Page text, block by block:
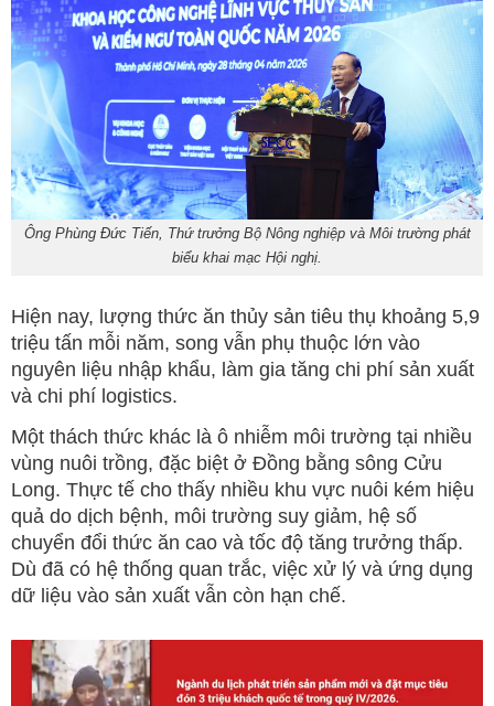
Ông Phùng Đức Tiến, Thứ trưởng Bộ Nông nghiệp và Môi trường phát
biểu khai mạc Hội nghị.
Hiện nay, lượng thức ăn thủy sản tiêu thụ khoảng 5,9
triệu tấn mỗi năm, song vẫn phụ thuộc lớn vào
nguyên liệu nhập khẩu, làm gia tăng chi phí sản xuất
và chi phí logistics.
Một thách thức khác là ô nhiễm môi trường tại nhiều
vùng nuôi trồng, đặc biệt ở Đồng bằng sông Cửu
Long. Thực tế cho thấy nhiều khu vực nuôi kém hiệu
quả do dịch bệnh, môi trường suy giảm, hệ số
chuyển đổi thức ăn cao và tốc độ tăng trưởng thấp.
Dù đã có hệ thống quan trắc, việc xử lý và ứng dụng
dữ liệu vào sản xuất vẫn còn hạn chế.